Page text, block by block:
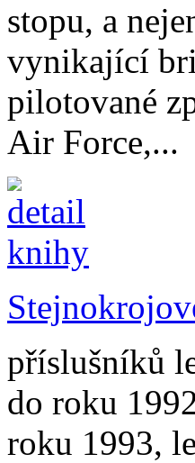
stopu, a
vynikající
pilotované
Air Force,...
příslušníků
do roku
roku 1993,